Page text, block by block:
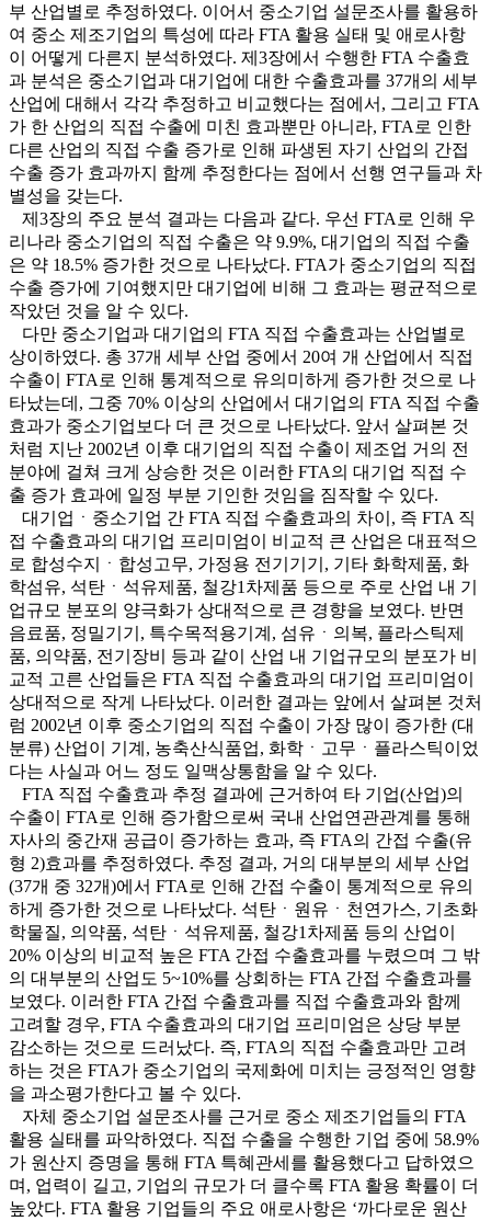
부 산업별로 추정하였다. 이어서 중소기업 설문조사를 활용하
여 중소 제조기업의 특성에 따라 FTA 활용 실태 및 애로사항
이 어떻게 다른지 분석하였다. 제3장에서 수행한 FTA 수출효
과 분석은 중소기업과 대기업에 대한 수출효과를 37개의 세부
산업에 대해서 각각 추정하고 비교했다는 점에서, 그리고 FTA
가 한 산업의 직접 수출에 미친 효과뿐만 아니라, FTA로 인한
다른 산업의 직접 수출 증가로 인해 파생된 자기 산업의 간접
수출 증가 효과까지 함께 추정한다는 점에서 선행 연구들과 차
별성을 갖는다.
제3장의 주요 분석 결과는 다음과 같다. 우선 FTA로 인해 우
리나라 중소기업의 직접 수출은 약 9.9%, 대기업의 직접 수출
은 약 18.5% 증가한 것으로 나타났다. FTA가 중소기업의 직접
수출 증가에 기여했지만 대기업에 비해 그 효과는 평균적으로
작았던 것을 알 수 있다.
다만 중소기업과 대기업의 FTA 직접 수출효과는 산업별로
상이하였다. 총 37개 세부 산업 중에서 20여 개 산업에서 직접
수출이 FTA로 인해 통계적으로 유의미하게 증가한 것으로 나
타났는데, 그중 70% 이상의 산업에서 대기업의 FTA 직접 수출
효과가 중소기업보다 더 큰 것으로 나타났다. 앞서 살펴본 것
처럼 지난 2002년 이후 대기업의 직접 수출이 제조업 거의 전
분야에 걸쳐 크게 상승한 것은 이러한 FTA의 대기업 직접 수
출 증가 효과에 일정 부분 기인한 것임을 짐작할 수 있다.
대기업ㆍ중소기업 간 FTA 직접 수출효과의 차이, 즉 FTA 직
접 수출효과의 대기업 프리미엄이 비교적 큰 산업은 대표적으
로 합성수지ㆍ합성고무, 가정용 전기기기, 기타 화학제품, 화
학섬유, 석탄ㆍ석유제품, 철강1차제품 등으로 주로 산업 내 기
업규모 분포의 양극화가 상대적으로 큰 경향을 보였다. 반면
음료품, 정밀기기, 특수목적용기계, 섬유ㆍ의복, 플라스틱제
품, 의약품, 전기장비 등과 같이 산업 내 기업규모의 분포가 비
교적 고른 산업들은 FTA 직접 수출효과의 대기업 프리미엄이
상대적으로 작게 나타났다. 이러한 결과는 앞에서 살펴본 것처
럼 2002년 이후 중소기업의 직접 수출이 가장 많이 증가한 (대
분류) 산업이 기계, 농축산식품업, 화학ㆍ고무ㆍ플라스틱이었
다는 사실과 어느 정도 일맥상통함을 알 수 있다.
FTA 직접 수출효과 추정 결과에 근거하여 타 기업(산업)의
수출이 FTA로 인해 증가함으로써 국내 산업연관관계를 통해
자사의 중간재 공급이 증가하는 효과, 즉 FTA의 간접 수출(유
형 2)효과를 추정하였다. 추정 결과, 거의 대부분의 세부 산업
(37개 중 32개)에서 FTA로 인해 간접 수출이 통계적으로 유의
하게 증가한 것으로 나타났다. 석탄ㆍ원유ㆍ천연가스, 기초화
학물질, 의약품, 석탄ㆍ석유제품, 철강1차제품 등의 산업이
20% 이상의 비교적 높은 FTA 간접 수출효과를 누렸으며 그 밖
의 대부분의 산업도 5~10%를 상회하는 FTA 간접 수출효과를
보였다. 이러한 FTA 간접 수출효과를 직접 수출효과와 함께
고려할 경우, FTA 수출효과의 대기업 프리미엄은 상당 부분
감소하는 것으로 드러났다. 즉, FTA의 직접 수출효과만 고려
하는 것은 FTA가 중소기업의 국제화에 미치는 긍정적인 영향
을 과소평가한다고 볼 수 있다.
자체 중소기업 설문조사를 근거로 중소 제조기업들의 FTA
활용 실태를 파악하였다. 직접 수출을 수행한 기업 중에 58.9%
가 원산지 증명을 통해 FTA 특혜관세를 활용했다고 답하였으
며, 업력이 길고, 기업의 규모가 더 클수록 FTA 활용 확률이 더
높았다. FTA 활용 기업들의 주요 애로사항은 ‘까다로운 원산